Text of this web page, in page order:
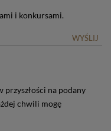
i konkursami.
WYŚLIJ
przyszłości na podany
chwili mogę